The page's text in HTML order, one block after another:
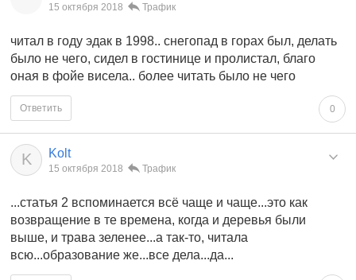
15 октября 2018 Трафик
читал в году эдак в 1998.. снегопад в горах был, делать
было не чего, сидел в гостинице и пролистал, благо
оная в фойе висела.. более читать было не чего
0
Ответить
K Kolt
15 октября 2018 Трафик
...статья 2 вспоминается всё чаще и чаще...это как
возвращение в те времена, когда и деревья были
выше, и трава зеленее...а так-то, читала
всю...образование же...все дела...да...